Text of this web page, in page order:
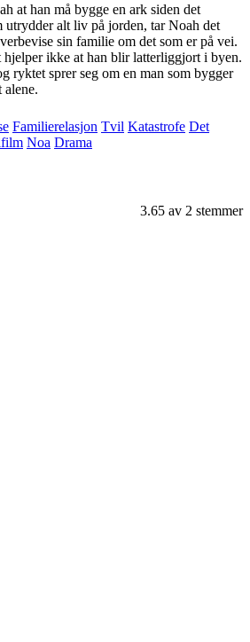
at han må bygge en ark siden det
utrydder alt liv på jorden, tar Noah det
sin familie om det som er på vei.
ikke at han blir latterliggjort i byen.
ryktet sprer seg om en man som bygger
alene.
Familierelasjon Tvil Katastrofe Det
Noa Drama
3.65 av 2 stemmer